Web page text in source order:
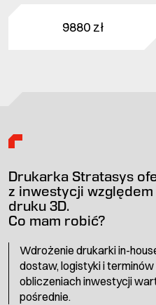
9880 zł
Drukarka Stratasys
z inwestycji względem
druku 3D.
Co mam robić?
Wdrożenie drukarki in-
dostaw, logistyki i
obliczeniach inwestycji
pośrednie.